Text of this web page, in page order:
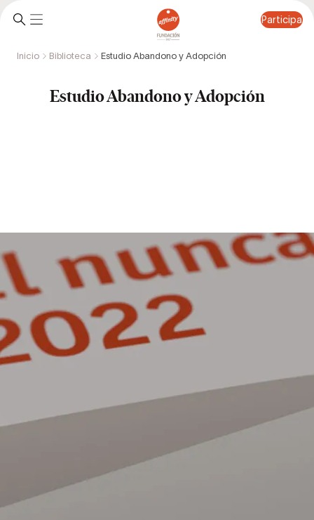
Participa
Inicio Biblioteca Estudio Abandono y Adopción
Estudio Abandono y Adopción